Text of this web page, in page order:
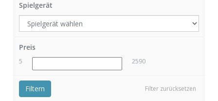
Spielgerät
Preis
5 2590
Filter zurücksetzen
Filtern